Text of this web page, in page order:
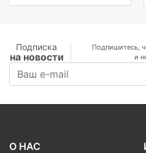
250cd/m2,
VGA, HDMI, DP, Tilt,
Speakers, 3Y, Black
Подписка
на новости
Подпишитесь,
и
О НАС